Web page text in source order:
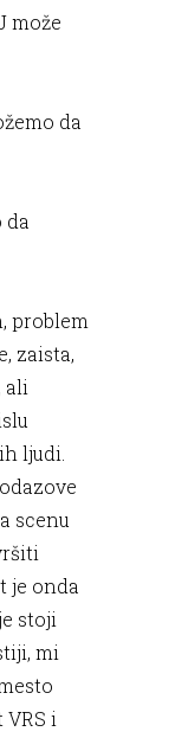
može
da
da
problem
zaista,
ali
ljudi.
scenu
je onda
stoji
mi
VRS i